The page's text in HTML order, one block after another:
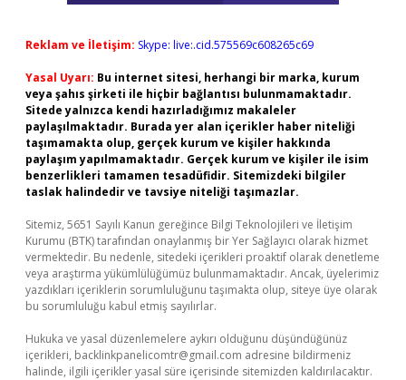
Reklam ve İletişim: Skype: live:.cid.575569c608265c69
Yasal Uyarı: Bu internet sitesi, herhangi bir marka, kurum
veya şahıs şirketi ile hiçbir bağlantısı bulunmamaktadır.
Sitede yalnızca kendi hazırladığımız makaleler
paylaşılmaktadır. Burada yer alan içerikler haber niteliği
taşımamakta olup, gerçek kurum ve kişiler hakkında
paylaşım yapılmamaktadır. Gerçek kurum ve kişiler ile isim
benzerlikleri tamamen tesadüfidir. Sitemizdeki bilgiler
taslak halindedir ve tavsiye niteliği taşımazlar.
Sitemiz, 5651 Sayılı Kanun gereğince Bilgi Teknolojileri ve İletişim
Kurumu (BTK) tarafından onaylanmış bir Yer Sağlayıcı olarak hizmet
vermektedir. Bu nedenle, sitedeki içerikleri proaktif olarak denetleme
veya araştırma yükümlülüğümüz bulunmamaktadır. Ancak, üyelerimiz
yazdıkları içeriklerin sorumluluğunu taşımakta olup, siteye üye olarak
bu sorumluluğu kabul etmiş sayılırlar.
Hukuka ve yasal düzenlemelere aykırı olduğunu düşündüğünüz
içerikleri, backlinkpanelicomtr@gmail.com adresine bildirmeniz
halinde, ilgili içerikler yasal süre içerisinde sitemizden kaldırılacaktır.